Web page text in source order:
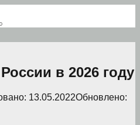
в 2026 году
13.05.2022Обновлено: